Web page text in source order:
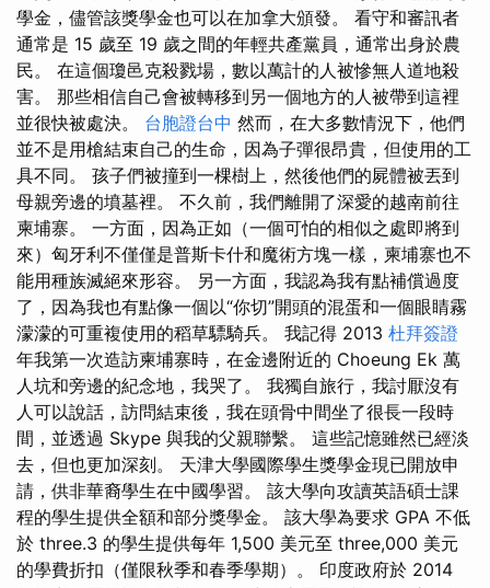
學金，儘管該獎學金也可以在加拿大頒發。 看守和審訊者
通常是 15 歲至 19 歲之間的年輕共產黨員，通常出身於農
民。 在這個瓊邑克殺戮場，數以萬計的人被慘無人道地殺
害。 那些相信自己會被轉移到另一個地方的人被帶到這裡
並很快被處決。 台胞證台中 然而，在大多數情況下，他們
並不是用槍結束自己的生命，因為子彈很昂貴，但使用的工
具不同。 孩子們被撞到一棵樹上，然後他們的屍體被丟到
母親旁邊的墳墓裡。 不久前，我們離開了深愛的越南前往
柬埔寨。 一方面，因為正如（一個可怕的相似之處即將到
來）匈牙利不僅僅是普斯卡什和魔術方塊一樣，柬埔寨也不
能用種族滅絕來形容。 另一方面，我認為我有點補償過度
了，因為我也有點像一個以“你切”開頭的混蛋和一個眼睛霧
濛濛的可重複使用的稻草驃騎兵。 我記得 2013 杜拜簽證
年我第一次造訪柬埔寨時，在金邊附近的 Choeung Ek 萬
人坑和旁邊的紀念地，我哭了。 我獨自旅行，我討厭沒有
人可以說話，訪問結束後，我在頭骨中間坐了很長一段時
間，並透過 Skype 與我的父親聯繫。 這些記憶雖然已經淡
去，但也更加深刻。 天津大學國際學生獎學金現已開放申
請，供非華裔學生在中國學習。 該大學向攻讀英語碩士課
程的學生提供全額和部分獎學金。 該大學為要求 GPA 不低
於 three.3 的學生提供每年 1,500 美元至 three,000 美元
的學費折扣（僅限秋季和春季學期）。 印度政府於 2014